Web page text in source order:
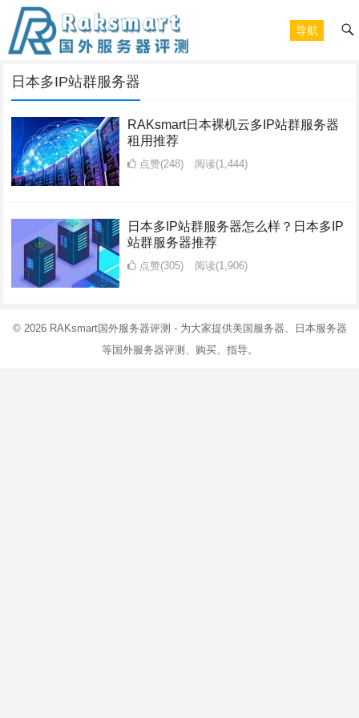
导航
日本多IP站群服务器
RAKsmart日本裸机云多IP站群服务器
租用推荐
点赞(248) 阅读(1,444)
日本多IP站群服务器怎么样？日本多IP
站群服务器推荐
点赞(305) 阅读(1,906)
© 2026 RAKsmart国外服务器评测 - 为大家提供美国服务器、日本服务器
等国外服务器评测、购买、指导。